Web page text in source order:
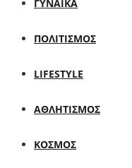
ΓΥΝΑΙΚΑ
ΠΟΛΙΤΙΣΜΟΣ
LIFESTYLE
ΑΘΛΗΤΙΣΜΟΣ
ΚΟΣΜΟΣ